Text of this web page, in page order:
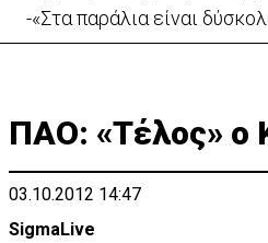
-«Στα παράλια είναι
ΠΑΟ: «Τέλος» ο
03.10.2012 14:47
SigmaLive